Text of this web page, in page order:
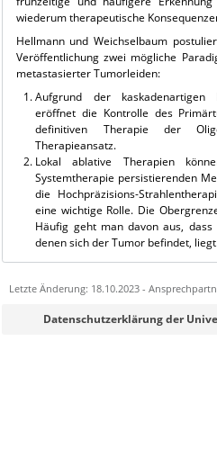
wiederum therapeutische
Hellmann und Weichselbaum
Veröffentlichung zwei mögliche
metastasierter Tumorleiden:
Aufgrund der kaskadenartigen
eröffnet die Kontrolle des
definitiven Therapie der
Therapieansatz.
Lokal ablative Therapien
Systemtherapie persistierenden
die Hochpräzisions-
eine wichtige Rolle. Die
Häufig geht man davon aus,
denen sich der Tumor befindet,
Letzte Änderung: 18.10.2023 -
Sie können eine Nachricht
Datenschutzerklärung der